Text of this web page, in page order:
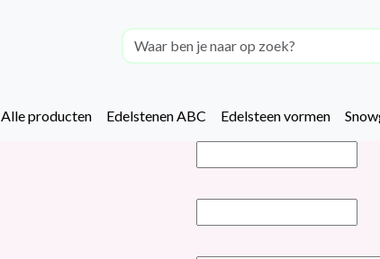
Alle producten Edelstenen ABC Edelsteen vormen